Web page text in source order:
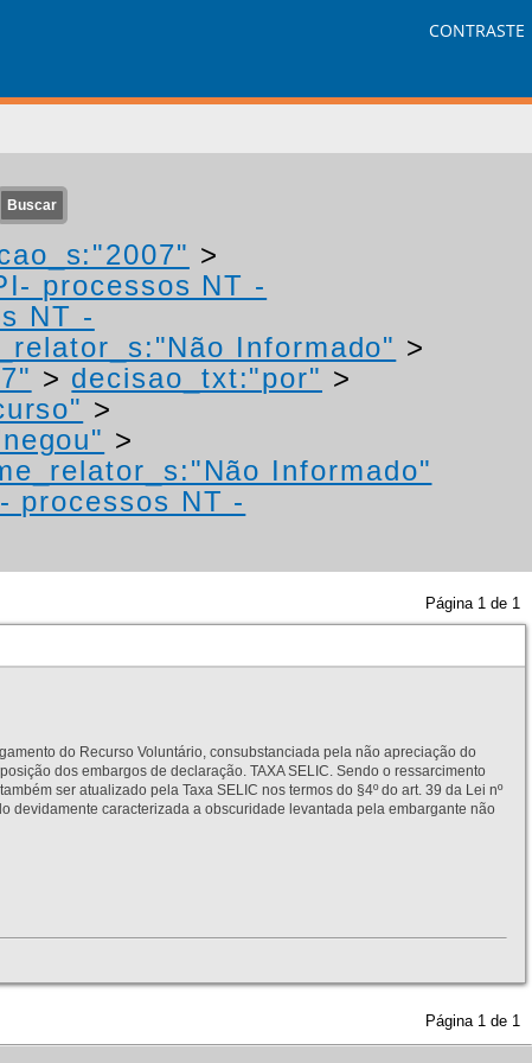
CONTRASTE
>
processos NT -
NT -
Informado" >
> decisao_txt:"por" >
>
>
Informado"
processos NT -
Página 1 de 1
do Recurso Voluntário, consubstanciada pela não apreciação do
dos embargos de declaração. TAXA SELIC. Sendo o ressarcimento
ser atualizado pela Taxa SELIC nos termos do §4º do art. 39 da Lei nº
devidamente caracterizada a obscuridade levantada pela embargante não
Página 1 de 1